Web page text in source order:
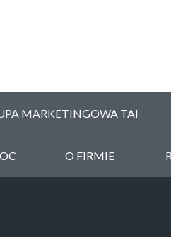
MARKETINGOWA TAI
O FIRMIE